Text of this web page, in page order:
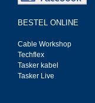
BESTEL ONLINE
Cable Workshop
Techflex
Tasker kabel
Tasker Live